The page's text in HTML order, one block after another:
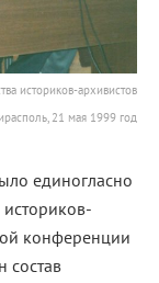
историков-архивистов
21 мая 1999 год
единогласно
конференции
состав